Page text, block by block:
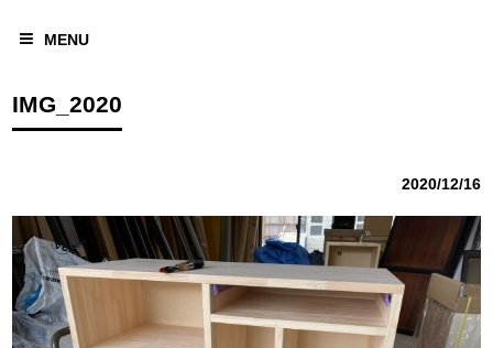
MENU
IMG_2020
2020/12/16